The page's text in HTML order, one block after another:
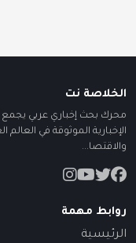
الخلاصة نت
محرك بحث إخباري عربي يجمع
الإخبارية الموثوقة في
والاقتصا...
روابط مهمة
الرئيسية